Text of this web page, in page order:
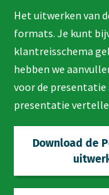
Het uitwerken van
formats. Je kunt
klantreisschema
hebben we
voor de presentatie
presentatie
Download de